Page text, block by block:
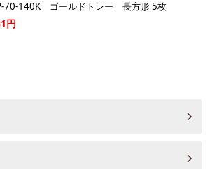
70-140K ゴールドトレー 長方形 5枚
円